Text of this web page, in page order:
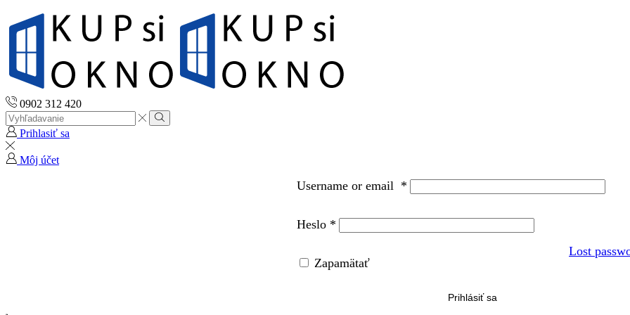
0902 312 420
Search
input
Vyhľadávanie
Prihlasiť sa
Môj účet
Username or email *
Heslo *
Lost
Zapamätať
Prihlásiť sa